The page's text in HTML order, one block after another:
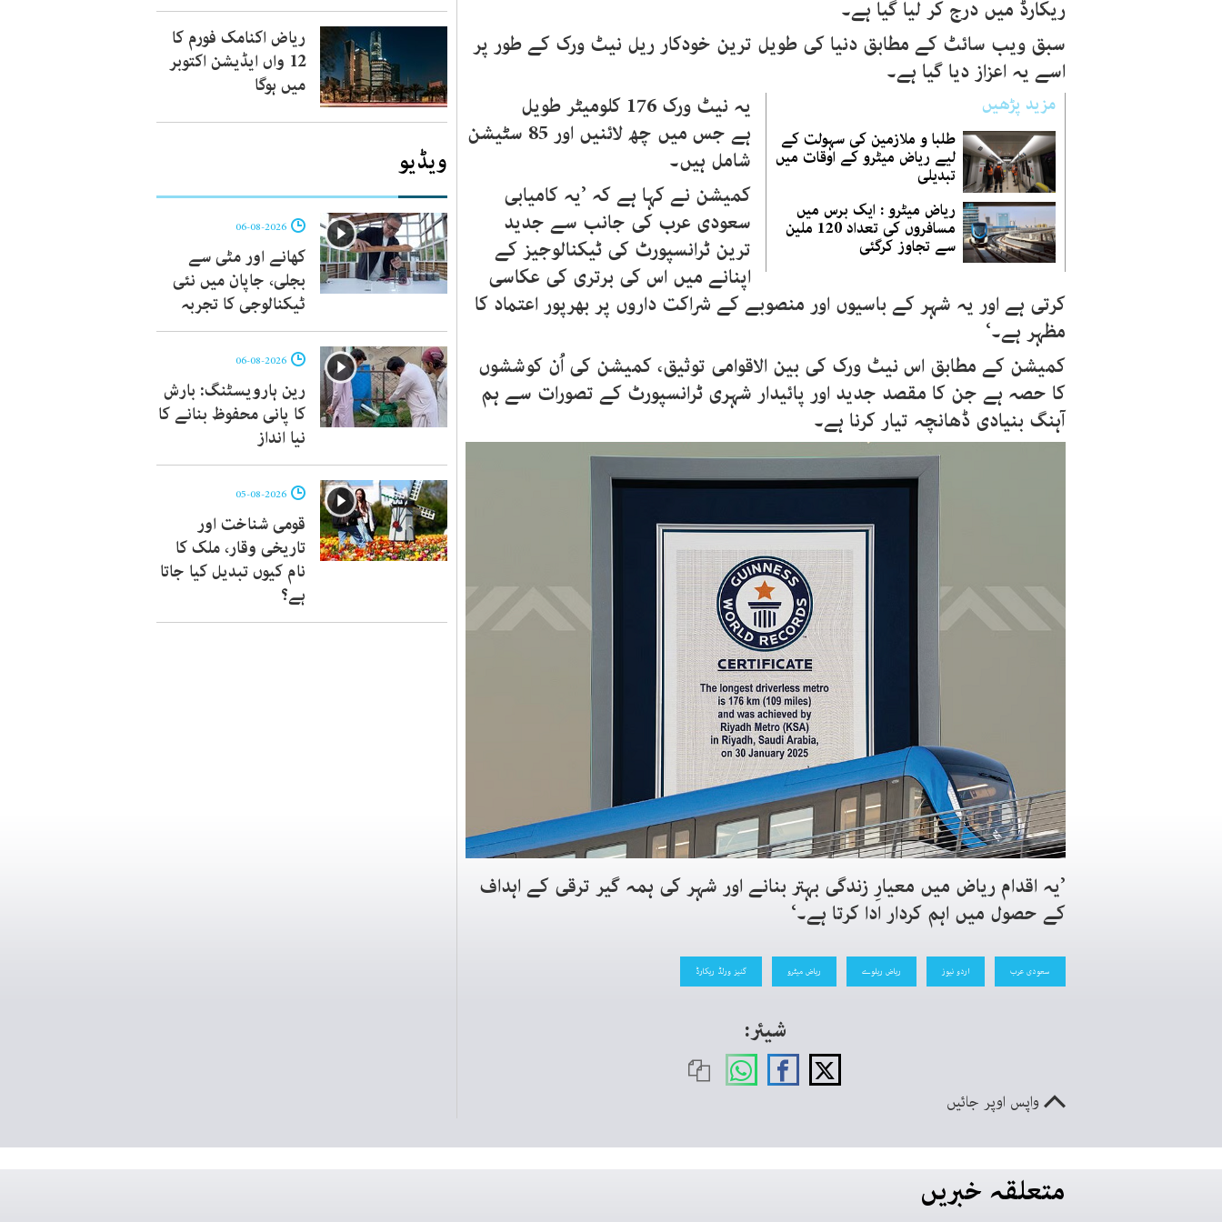
ریکارڈ میں درج کر لیا گیا ہے۔
سبق ویب سائٹ کے مطابق دنیا کی طویل ترین خودکار ریل نیٹ ورک کے طور پر
اسے یہ اعزاز دیا گیا ہے۔
مزید پڑھیں
طلبا و ملازمین کی سہولت کے
لیے ریاض میٹرو کے اوقات میں
تبدیلی
ریاض میٹرو : ایک برس میں
مسافروں کی تعداد 120 ملین
سے تجاوز کرگئی
یہ نیٹ ورک 176 کلومیٹر طویل
ہے جس میں چھ لائنیں اور 85 سٹیشن
شامل ہیں۔
کمیشن نے کہا ہے کہ ’یہ کامیابی
سعودی عرب کی جانب سے جدید
ترین ٹرانسپورٹ کی ٹیکنالوجیز کے
اپنانے میں اس کی برتری کی عکاسی
کرتی ہے اور یہ شہر کے باسیوں اور منصوبے کے شراکت داروں پر بھرپور اعتماد کا
مظہر ہے۔‘
کمیشن کے مطابق اس نیٹ ورک کی بین الاقوامی توثیق، کمیشن کی اُن کوششوں
کا حصہ ہے جن کا مقصد جدید اور پائیدار شہری ٹرانسپورٹ کے تصورات سے ہم
آہنگ بنیادی ڈھانچہ تیار کرنا ہے۔
’یہ اقدام ریاض میں معیارِ زندگی بہتر بنانے اور شہر کی ہمہ گیر ترقی کے اہداف
کے حصول میں اہم کردار ادا کرتا ہے۔‘
سعودی عرب اردو نیوز ریاض ریلوے ریاض میٹرو گنیز ورلڈ ریکارڈ
شیئر:
واپس اوپر جائیں
ریاض اکنامک فورم کا
12 واں ایڈیشن اکتوبر
میں ہوگا
ویڈیو
کھانے اور مٹی سے
بجلی، جاپان میں نئی
ٹیکنالوجی کا تجربہ
رین ہارویسٹنگ: بارش
کا پانی محفوظ بنانے کا
نیا انداز
قومی شناخت اور
تاریخی وقار، ملک کا
نام کیوں تبدیل کیا جاتا
ہے؟
متعلقہ خبریں